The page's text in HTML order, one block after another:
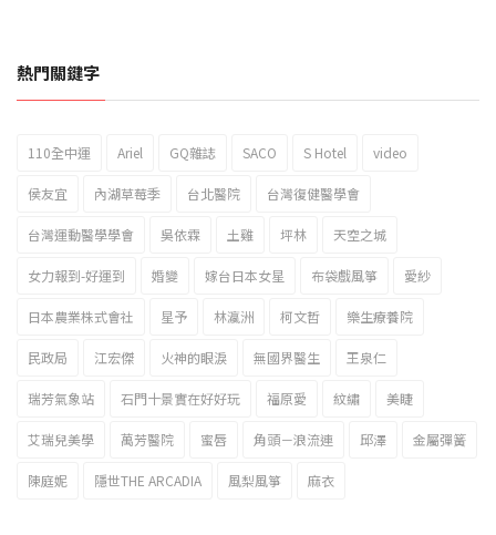
2023新北市北海岸國際風箏節「風在石起」霸氣回歸
熱門關鍵字
110全中運 Ariel GQ雜誌 SACO S Hotel video
侯友宜 內湖草莓季 台北醫院 台灣復健醫學會
台灣運動醫學學會 吳依霖 土雞 坪林 天空之城
女力報到-好運到 婚變 嫁台日本女星 布袋戲風箏 愛紗
日本農業株式會社 星予 林瀛洲 柯文哲 樂生療養院
民政局 江宏傑 火神的眼淚 無國界醫生 王泉仁
瑞芳氣象站 石門十景實在好好玩 福原愛 紋繡 美睫
艾瑞兒美學 萬芳醫院 蜜唇 角頭－浪流連 邱澤 金屬彈簧
陳庭妮 隱世THE ARCADIA 風梨風箏 麻衣